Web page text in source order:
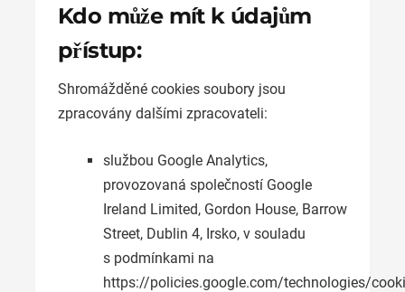
Kdo může mít k údajům
přístup:
Shromážděné cookies soubory jsou
zpracovány dalšími zpracovateli:
službou Google Analytics,
provozovaná společností Google
Ireland Limited, Gordon House, Barrow
Street, Dublin 4, Irsko, v souladu
s podmínkami na
https://policies.google.com/technologies/